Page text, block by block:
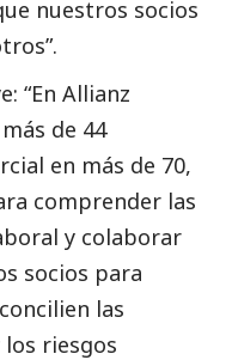
nuestros socios
“En Allianz
de 44
en más de 70,
comprender las
y colaborar
socios para
las
riesgos